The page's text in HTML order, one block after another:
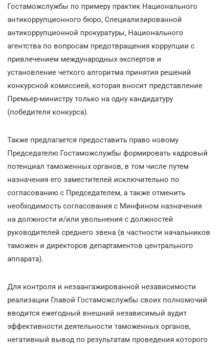
Гостаможслужбы по примеру практик Национального
антикоррупционного бюро, Специализированной
антикоррупционной прокуратуры, Национального
агентства по вопросам предотвращения коррупции с
привлечением международных экспертов и
установление четкого алгоритма принятия решений
конкурсной комиссией, которая вносит представление
Премьер-министру только на одну кандидатуру
(победителя конкурса).
Также предлагается предоставить право новому
Председателю Гостаможслужбы формировать кадровый
потенциал таможенных органов, в том числе путем
назначения его заместителей исключительно по
согласованию с Председателем, а также отменить
необходимость согласования с Минфином назначения
на должности и/или увольнения с должностей
руководителей среднего звена (в частности начальников
таможен и директоров департаментов центрального
аппарата).
Для контроля и незаангажированной независимости
реализации Главой Гостаможслужбы своих полномочий
вводится ежегодный внешний независимый аудит
эффективности деятельности таможенных органов,
негативный вывод по результатам проведения которого